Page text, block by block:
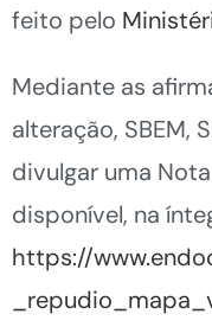
feito pelo
Mediante as
alteração, SBEM,
divulgar uma
disponível, na
https://